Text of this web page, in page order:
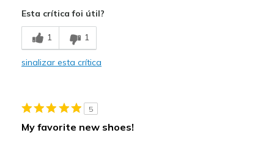
Comfortable
Stylish
Esta crítica foi útil?
1 1
sinalizar esta crítica
5
My favorite new shoes!